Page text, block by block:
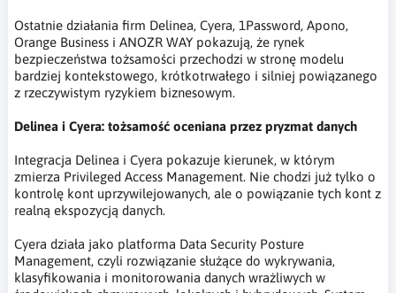
Ostatnie działania firm Delinea, Cyera, 1Password, Apono,
Orange Business i ANOZR WAY pokazują, że rynek
bezpieczeństwa tożsamości przechodzi w stronę modelu
bardziej kontekstowego, krótkotrwałego i silniej powiązanego
z rzeczywistym ryzykiem biznesowym.
Delinea i Cyera: tożsamość oceniana przez pryzmat danych
Integracja Delinea i Cyera pokazuje kierunek, w którym
zmierza Privileged Access Management. Nie chodzi już tylko o
kontrolę kont uprzywilejowanych, ale o powiązanie tych kont z
realną ekspozycją danych.
Cyera działa jako platforma Data Security Posture
Management, czyli rozwiązanie służące do wykrywania,
klasyfikowania i monitorowania danych wrażliwych w